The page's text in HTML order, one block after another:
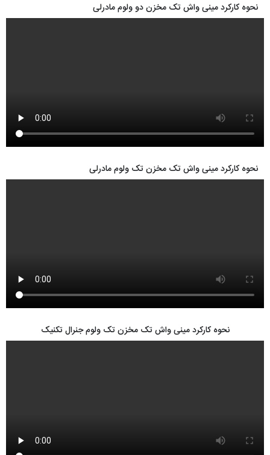
نحوه کارکرد مینی واش تک مخزن دو ولوم مادرلی
نحوه کارکرد مینی واش تک مخزن تک ولوم مادرلی
نحوه کارکرد مینی واش تک مخزن تک ولوم جنرال تکنیک